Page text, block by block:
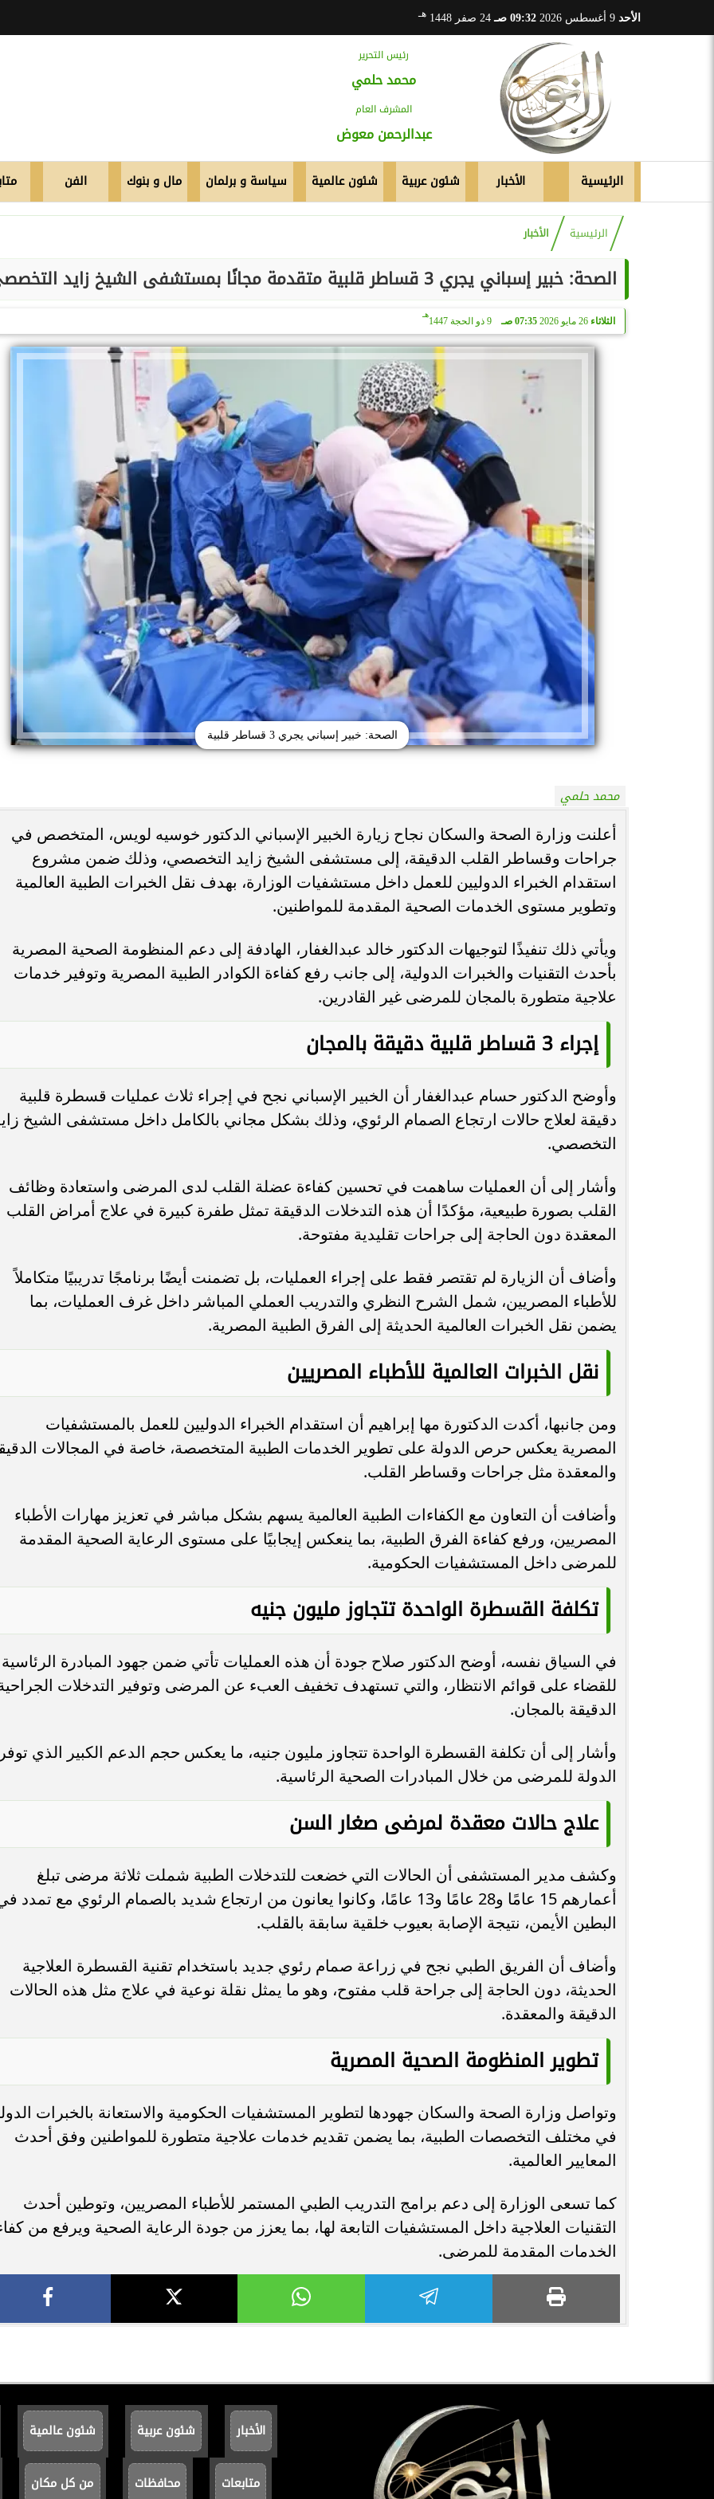
الأحد 09:32 صـ 24 صفر 1448 هـ
رئيس التحرير
محمد حلمي
المشرف العام
عبدالرحمن معوض
الرئيسية الأخبار شئون عربية شئون عالمية سياسة و برلمان مال و بنوك الفن
الرئيسية الأخبار
الصحة: خبير إسباني يجري 3 قساطر قلبية متقدمة مجانًا بمستشفى الشيخ زايد التخصصي
الثلاثاء 26 مايو 2026 07:35 صـ 9 ذو الحجة 1447
هـ
الصحة: خبير إسباني يجري 3 قساطر قلبية
محمد حلمي
أعلنت وزارة الصحة والسكان نجاح زيارة الخبير الإسباني الدكتور خوسيه لويس، المتخصص في
جراحات وقساطر القلب الدقيقة، إلى مستشفى الشيخ زايد التخصصي، وذلك ضمن مشروع
استقدام الخبراء الدوليين للعمل داخل مستشفيات الوزارة، بهدف نقل الخبرات الطبية العالمية
وتطوير مستوى الخدمات الصحية المقدمة للمواطنين.
ويأتي ذلك تنفيذًا لتوجيهات الدكتور خالد عبدالغفار، الهادفة إلى دعم المنظومة الصحية المصرية
بأحدث التقنيات والخبرات الدولية، إلى جانب رفع كفاءة الكوادر الطبية المصرية وتوفير خدمات
علاجية متطورة بالمجان للمرضى غير القادرين.
إجراء 3 قساطر قلبية دقيقة بالمجان
وأوضح الدكتور حسام عبدالغفار أن الخبير الإسباني نجح في إجراء ثلاث عمليات قسطرة قلبية
دقيقة لعلاج حالات ارتجاع الصمام الرئوي، وذلك بشكل مجاني بالكامل داخل مستشفى الشيخ
التخصصي.
وأشار إلى أن العمليات ساهمت في تحسين كفاءة عضلة القلب لدى المرضى واستعادة وظائف
القلب بصورة طبيعية، مؤكدًا أن هذه التدخلات الدقيقة تمثل طفرة كبيرة في علاج أمراض القلب
المعقدة دون الحاجة إلى جراحات تقليدية مفتوحة.
وأضاف أن الزيارة لم تقتصر فقط على إجراء العمليات، بل تضمنت أيضًا برنامجًا تدريبيًا متكاملاً
للأطباء المصريين، شمل الشرح النظري والتدريب العملي المباشر داخل غرف العمليات، بما
يضمن نقل الخبرات العالمية الحديثة إلى الفرق الطبية المصرية.
نقل الخبرات العالمية للأطباء المصريين
ومن جانبها، أكدت الدكتورة مها إبراهيم أن استقدام الخبراء الدوليين للعمل بالمستشفيات
المصرية يعكس حرص الدولة على تطوير الخدمات الطبية المتخصصة، خاصة في المجالات
والمعقدة مثل جراحات وقساطر القلب.
وأضافت أن التعاون مع الكفاءات الطبية العالمية يسهم بشكل مباشر في تعزيز مهارات الأطباء
المصريين، ورفع كفاءة الفرق الطبية، بما ينعكس إيجابيًا على مستوى الرعاية الصحية المقدمة
للمرضى داخل المستشفيات الحكومية.
تكلفة القسطرة الواحدة تتجاوز مليون جنيه
في السياق نفسه، أوضح الدكتور صلاح جودة أن هذه العمليات تأتي ضمن جهود المبادرة الرئاسية
للقضاء على قوائم الانتظار، والتي تستهدف تخفيف العبء عن المرضى وتوفير التدخلات
الدقيقة بالمجان.
وأشار إلى أن تكلفة القسطرة الواحدة تتجاوز مليون جنيه، ما يعكس حجم الدعم الكبير الذي
الدولة للمرضى من خلال المبادرات الصحية الرئاسية.
علاج حالات معقدة لمرضى صغار السن
وكشف مدير المستشفى أن الحالات التي خضعت للتدخلات الطبية شملت ثلاثة مرضى تبلغ
أعمارهم 15 عامًا و28 عامًا و13 عامًا، وكانوا يعانون من ارتجاع شديد بالصمام الرئوي مع تمدد
البطين الأيمن، نتيجة الإصابة بعيوب خلقية سابقة بالقلب.
وأضاف أن الفريق الطبي نجح في زراعة صمام رئوي جديد باستخدام تقنية القسطرة العلاجية
الحديثة، دون الحاجة إلى جراحة قلب مفتوح، وهو ما يمثل نقلة نوعية في علاج مثل هذه الحالات
الدقيقة والمعقدة.
تطوير المنظومة الصحية المصرية
وتواصل وزارة الصحة والسكان جهودها لتطوير المستشفيات الحكومية والاستعانة بالخبرات
في مختلف التخصصات الطبية، بما يضمن تقديم خدمات علاجية متطورة للمواطنين وفق أحدث
المعايير العالمية.
كما تسعى الوزارة إلى دعم برامج التدريب الطبي المستمر للأطباء المصريين، وتوطين أحدث
التقنيات العلاجية داخل المستشفيات التابعة لها، بما يعزز من جودة الرعاية الصحية ويرفع من
الخدمات المقدمة للمرضى.
الأخبار شئون عربية شئون عالمية
متابعات محافظات من كل مكان